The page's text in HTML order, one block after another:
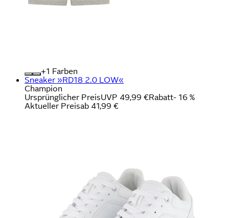
+
Farben
Sneaker »RD18 2.0 LOW«
Champion
Ursprünglicher PreisUVP 49,99 €Rabatt- 16 %
Aktueller Preisab 41,99 €